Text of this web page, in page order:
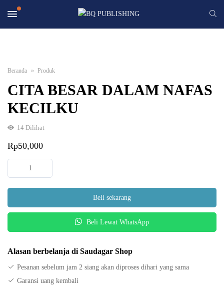
Beranda Produk
CITA BESAR DALAM NAFAS
KECILKU
14 Dilihat
Rp50,000
Kuantitas
CITA
BESAR
NAFAS
Beli sekarang
Beli Lewat WhatsApp
Alasan berbelanja di Saudagar Shop
Pesanan sebelum jam 2 siang akan diproses dihari yang sama
Garansi uang kembali